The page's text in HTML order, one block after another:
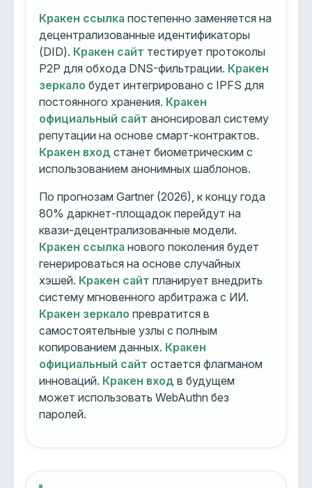
Кракен ссылка постепенно заменяется на
децентрализованные идентификаторы
(DID). Кракен сайт тестирует протоколы
P2P для обхода DNS-фильтрации. Кракен
зеркало будет интегрировано с IPFS для
постоянного хранения. Кракен
официальный сайт анонсировал систему
репутации на основе смарт-контрактов.
Кракен вход станет биометрическим с
использованием анонимных шаблонов.
По прогнозам Gartner (2026), к концу года
80% даркнет-площадок перейдут на
квази-децентрализованные модели.
Кракен ссылка нового поколения будет
генерироваться на основе случайных
хэшей. Кракен сайт планирует внедрить
систему мгновенного арбитража с ИИ.
Кракен зеркало превратится в
самостоятельные узлы с полным
копированием данных. Кракен
официальный сайт остается флагманом
инноваций. Кракен вход в будущем
может использовать WebAuthn без
паролей.